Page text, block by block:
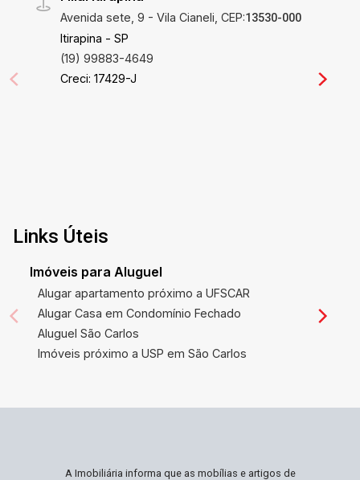
Avenida sete, 9 - Vila Cianeli, CEP:13530-000
Itirapina - SP
(19) 99883-4649
Creci: 17429-J
Links Úteis
Imóveis para Aluguel
Alugar apartamento próximo a UFSCAR
Alugar Casa em Condomínio Fechado
Aluguel São Carlos
Imóveis próximo a USP em São Carlos
A Imobiliária informa que as mobílias e artigos de